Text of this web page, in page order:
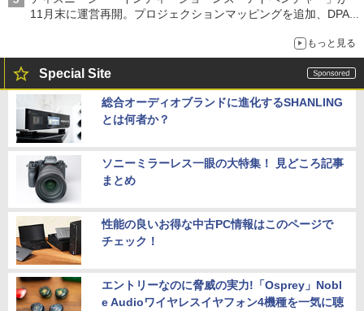
11月末に運営再開。プロジェクションマッピングを追加、DPA
もっと見る
Special Site
総合オーディオブランドに進化するSHANLING
とは何者か？
ソニーミラーレス一眼の大特集！ 見どころ記事
まとめ
性能の良いお得な中古PC情報はこのページで
チェック！
エントリーなのに脅威の実力!「Osprey」Nobl
e Audioワイヤレスイヤフォン4機種を一気に聴